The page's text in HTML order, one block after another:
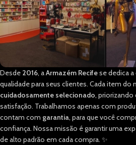
Desde 2016, aArmazém Recifese dedica
qualidade para seus clientes. Cada item do
cuidadosamente selecionado, priorizando
satisfação. Trabalhamos apenas com
contam com garantia, para que você
confiança. Nossa missão é garantir uma
de alto padrão em cada compra. ✨